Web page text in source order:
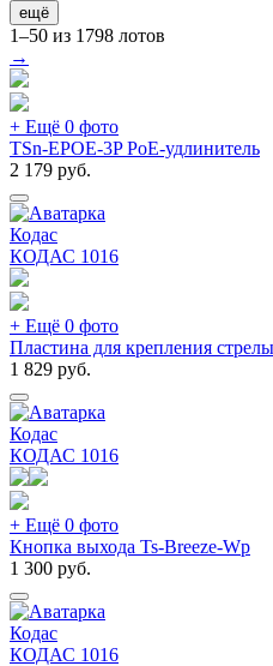
ещё
1–50 из 1798 лотов
→
+ Ещё 0 фото
TSn-EPOE-3P PoE-удлинитель
2 179 руб.
Кодас
КОДАС 1016
+ Ещё 0 фото
Пластина для крепления
1 829 руб.
Кодас
КОДАС 1016
+ Ещё 0 фото
Кнопка выхода Ts-Breeze-Wp
1 300 руб.
Кодас
КОДАС 1016